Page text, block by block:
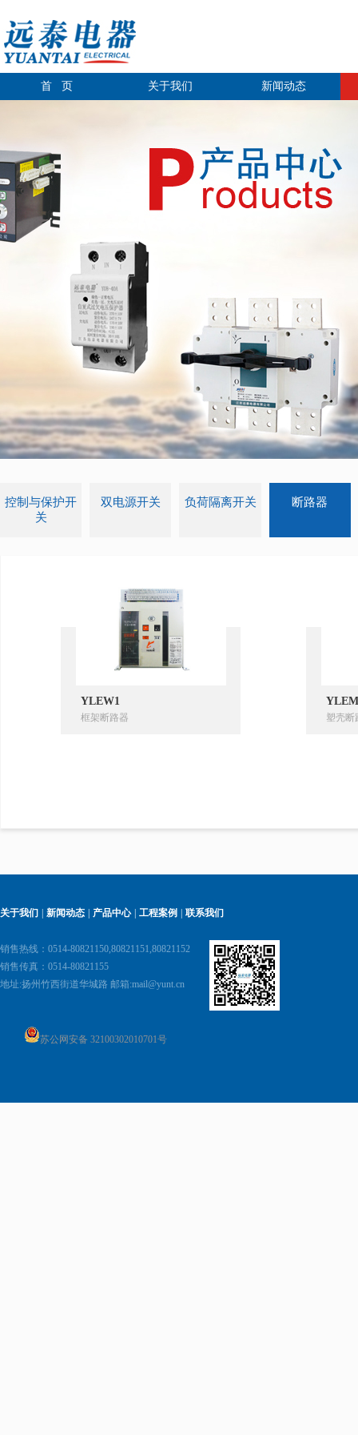
首 页 关于我们 新闻动态
控制与保护开
关
双电源开关 负荷隔离开关 断路器
YLEW1
框架断路器 塑壳断
关于我们 新闻动态 产品中心 工程案例 联系我们
销售热线：0514-80821150,80821151,80821152
销售传真：0514-80821155
地址:扬州竹西街道华城路 邮箱:mail@yunt.cn
苏公网安备 32100302010701号